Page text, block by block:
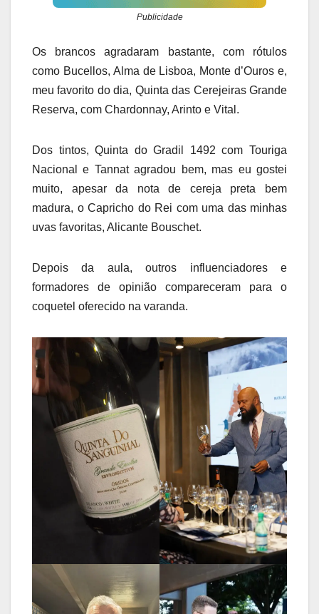
Publicidade
Os brancos agradaram bastante, com rótulos
como Bucellos, Alma de Lisboa, Monte d’Ouros e,
meu favorito do dia, Quinta das Cerejeiras Grande
Reserva, com Chardonnay, Arinto e Vital.
Dos tintos, Quinta do Gradil 1492 com Touriga
Nacional e Tannat agradou bem, mas eu gostei
muito, apesar da nota de cereja preta bem
madura, o Capricho do Rei com uma das minhas
uvas favoritas, Alicante Bouschet.
Depois da aula, outros influenciadores e
formadores de opinião compareceram para o
coquetel oferecido na varanda.